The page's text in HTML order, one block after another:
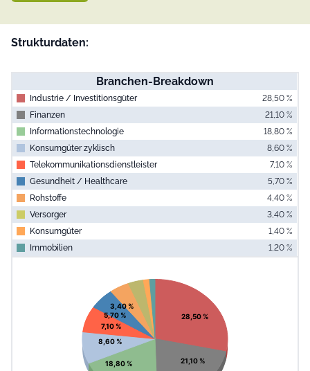
Strukturdaten:
Branchen-Breakdown
Industrie / Investitionsgüter
28,50 %
Finanzen
21,10 %
Informationstechnologie
18,80 %
Konsumgüter zyklisch
8,60 %
Telekommunikationsdienstleister
7,10 %
Gesundheit / Healthcare
5,70 %
Rohstoffe
4,40 %
Versorger
3,40 %
Konsumgüter
1,40 %
Immobilien
1,20 %
Pie chart with 10 slices.
View as data table, Chart
28,50 %
21,10 %
18,80 %
8,60 %
7,10 %
5,70 %
3,40 %